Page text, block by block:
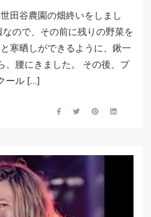
田谷農園の畑終いをしまし
ので、その前に残りの野菜を
寒晒しができるように、鍬一
、腰にきました。 その後、プ
ール […]